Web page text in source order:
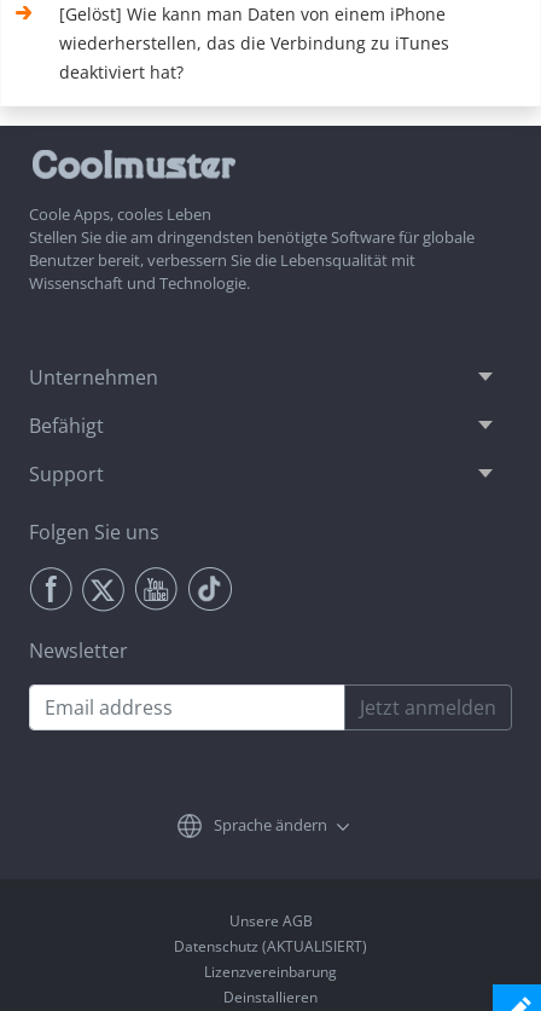
[Gelöst] Wie kann man Daten von einem iPhone
wiederherstellen, das die Verbindung zu iTunes
deaktiviert hat?
Coole Apps, cooles Leben
Stellen Sie die am dringendsten benötigte Software für globale
Benutzer bereit, verbessern Sie die Lebensqualität mit
Wissenschaft und Technologie.
Unternehmen
Befähigt
Support
Folgen Sie uns
Newsletter
Jetzt anmelden
Sprache ändern
Unsere AGB
Datenschutz (AKTUALISIERT)
Lizenzvereinbarung
Deinstallieren